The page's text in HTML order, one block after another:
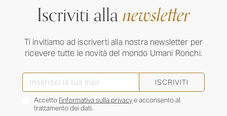
Iscriviti allanewsletter
Ti invitiamo ad iscriverti alla nostra newsletter per
ricevere tutte le novità del mondo Umani Ronchi.
ISCRIVITI
Accetto l’informativa sulla privacye acconsento al
trattamento dei dati.